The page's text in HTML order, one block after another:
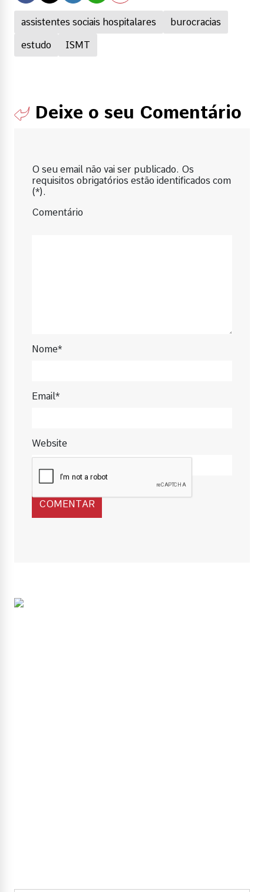
assistentes sociais hospitalares burocracias
estudo ISMT
Deixe o seu Comentário
O seu email não vai ser publicado. Os
requisitos obrigatórios estão identificados com
(*).
Comentário
Nome*
Email*
Website